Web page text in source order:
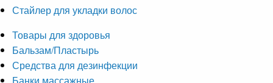
Стайлер для укладки волос
Товары для здоровья
Бальзам/Пластырь
Средства для дезинфекции